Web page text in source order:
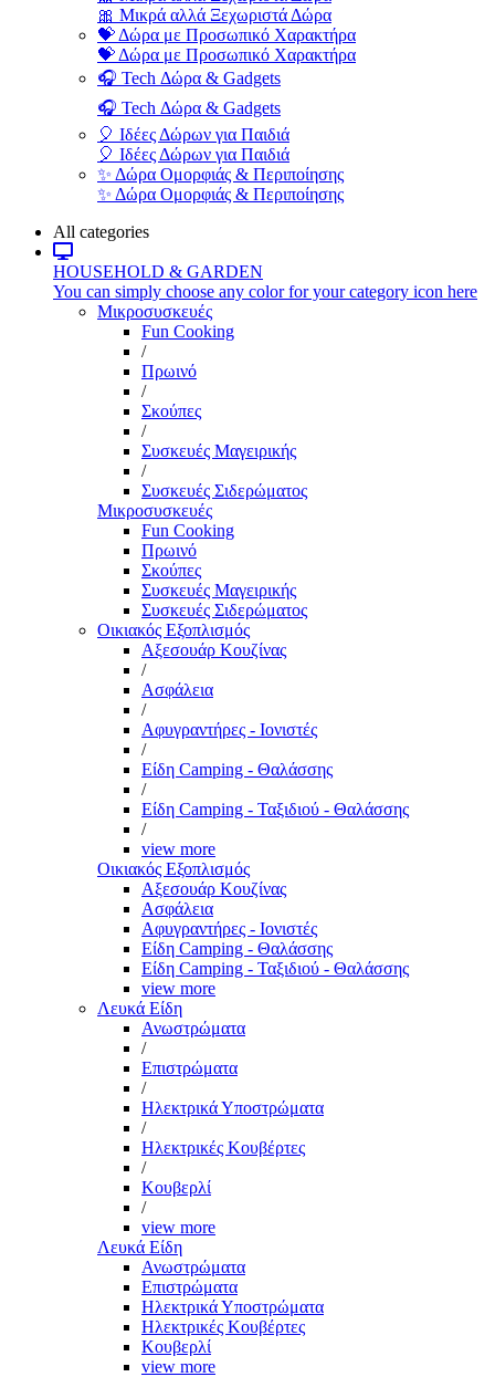
🎀 Μικρά αλλά Ξεχωριστά Δώρα
💝 Δώρα με Προσωπικό Χαρακτήρα
💝 Δώρα με Προσωπικό Χαρακτήρα
🎧 Tech Δώρα & Gadgets
🎧 Tech Δώρα & Gadgets
🎈 Ιδέες Δώρων για Παιδιά
🎈 Ιδέες Δώρων για Παιδιά
✨ Δώρα Ομορφιάς & Περιποίησης
✨ Δώρα Ομορφιάς & Περιποίησης
All categories
HOUSEHOLD & GARDEN
You can simply choose any color for your category icon here
Μικροσυσκευές
Fun Cooking
/
Πρωινό
/
Σκούπες
/
Συσκευές Μαγειρικής
/
Συσκευές Σιδερώματος
Μικροσυσκευές
Fun Cooking
Πρωινό
Σκούπες
Συσκευές Μαγειρικής
Συσκευές Σιδερώματος
Οικιακός Εξοπλισμός
Αξεσουάρ Κουζίνας
/
Ασφάλεια
/
Αφυγραντήρες - Ιονιστές
/
Είδη Camping - Θαλάσσης
/
Είδη Camping - Ταξιδιού - Θαλάσσης
/
view more
Οικιακός Εξοπλισμός
Αξεσουάρ Κουζίνας
Ασφάλεια
Αφυγραντήρες - Ιονιστές
Είδη Camping - Θαλάσσης
Είδη Camping - Ταξιδιού - Θαλάσσης
view more
Λευκά Είδη
Ανωστρώματα
/
Επιστρώματα
/
Ηλεκτρικά Υποστρώματα
/
Ηλεκτρικές Κουβέρτες
/
Κουβερλί
/
view more
Λευκά Είδη
Ανωστρώματα
Επιστρώματα
Ηλεκτρικά Υποστρώματα
Ηλεκτρικές Κουβέρτες
Κουβερλί
view more